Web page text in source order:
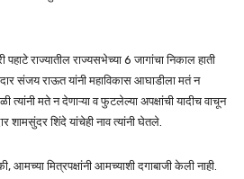
पहाटे राज्यातील राज्यसभेच्या 6 जागांचा निकाल हाती
संजय राऊत यांनी महाविकास आघाडीला मतं न
त्यांनी मते न देणाऱ्या व फुटलेल्या अपक्षांची यादीच वाचून
शामसुंदर शिंदे यांचेही नाव त्यांनी घेतले.
आमच्या मित्रपक्षांनी आमच्याशी दगाबाजी केली नाही.